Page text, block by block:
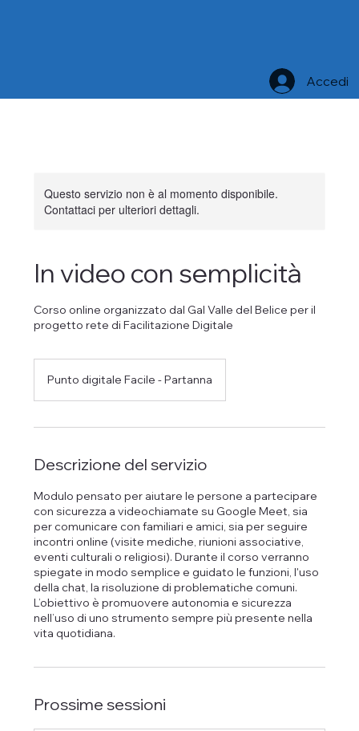
Accedi
Questo servizio non è al momento disponibile.
Contattaci per ulteriori dettagli.
In video con semplicità
Corso online organizzato dal Gal Valle del Belice per il
progetto rete di Facilitazione Digitale
Punto digitale Facile - Partanna
Descrizione del servizio
Modulo pensato per aiutare le persone a partecipare
con sicurezza a videochiamate su Google Meet, sia
per comunicare con familiari e amici, sia per seguire
incontri online (visite mediche, riunioni associative,
eventi culturali o religiosi). Durante il corso verranno
spiegate in modo semplice e guidato le funzioni, l'uso
della chat, la risoluzione di problematiche comuni.
L’obiettivo è promuovere autonomia e sicurezza
nell’uso di uno strumento sempre più presente nella
vita quotidiana.
Prossime sessioni